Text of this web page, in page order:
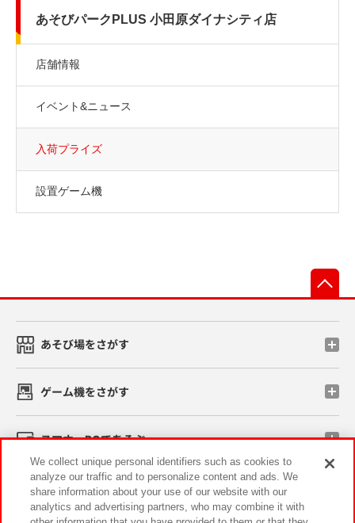
あそびパークPLUS 小田原ダイナシティ店
店舗情報
イベント&ニュース
入荷プライズ
設置ゲーム機
あそび場をさがす
ゲーム機をさがす
スマホ・PCであそぶ
イベント・キャンペーン
We collect unique personal identifiers such as cookies to
analyze our traffic and to personalize content and ads. We
share information about your use of our website with our
analytics and advertising partners, who may combine it with